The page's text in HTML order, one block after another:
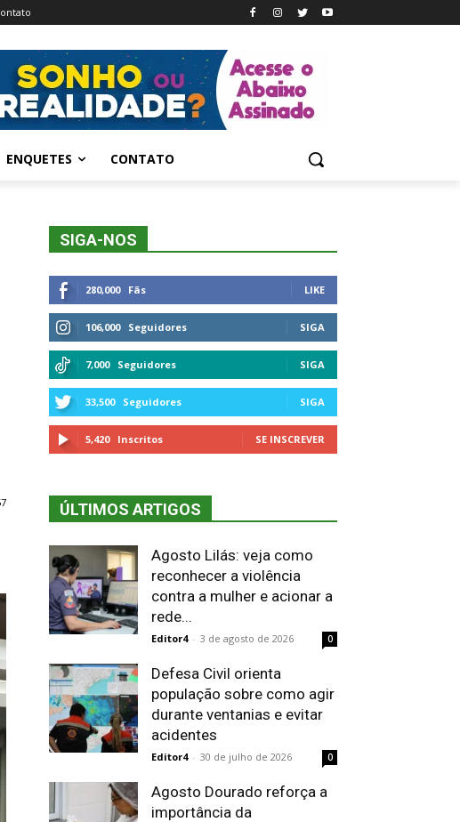
ENQUETES CONTATO
SIGA-NOS
280,000 Fãs LIKE
106,000 Seguidores SIGA
7,000 Seguidores SIGA
33,500 Seguidores SIGA
5,420 Inscritos SE INSCREVER
ÚLTIMOS ARTIGOS
Agosto Lilás: veja como
reconhecer a violência
contra a mulher e acionar a
rede...
Editor4 - 3 de agosto de 2026 0
Defesa Civil orienta
população sobre como agir
durante ventanias e evitar
acidentes
Editor4 - 30 de julho de 2026 0
Agosto Dourado reforça a
importância da